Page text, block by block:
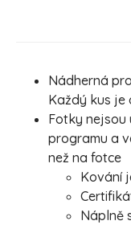
Nádherná
Každý kus je
Fotky nejsou
programu a
než na fotce
Kování
Náplně